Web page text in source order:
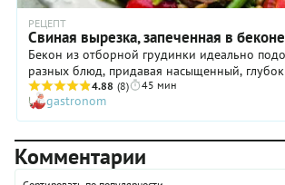
РЕЦЕПТ
Свиная вырезка, запеченная в беконе
Бекон из отборной грудинки идеально
разных блюд, придавая насыщенный,
4.88 (8) 45 мин
gastronom
Комментарии